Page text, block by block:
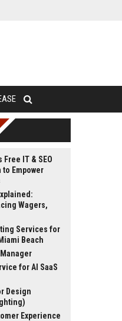
IT & SEO
Empower
Wagers,
Services for
Beach
for AI SaaS
Design
Experience